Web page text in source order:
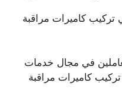
كاميرات مراقبة
في مجال خدمات
كاميرات مراقبة